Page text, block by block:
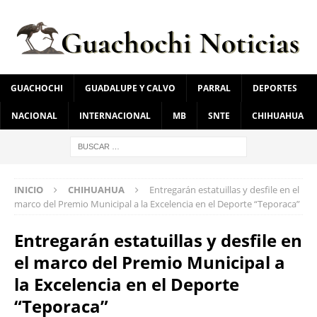
GUACHOCHI GUADALUPE Y CALVO PARRAL DEPORTES
NACIONAL INTERNACIONAL MB SNTE CHIHUAHUA
INICIO CHIHUAHUA
Entregarán estatuillas y desfile en el
marco del Premio Municipal a la Excelencia en el Deporte “Teporaca”
Entregarán estatuillas y desfile en
el marco del Premio Municipal a
la Excelencia en el Deporte
“Teporaca”